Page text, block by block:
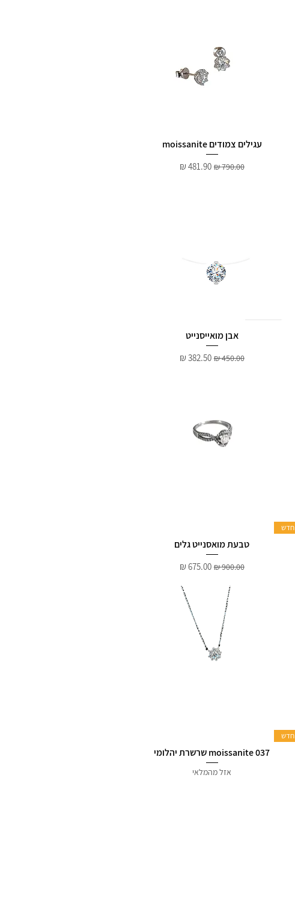
עגילים צמודים moissanite
מחיר רגיל‏790.00 ‏₪ מחיר מבצע‏481.90 ‏₪
אבן מואייסנייט
מחיר רגיל‏450.00 ‏₪ מחיר מבצע‏382.50 ‏₪
חדש
טבעת מואסנייט גלים
מחיר רגיל‏900.00 ‏₪ מחיר מבצע‏675.00 ‏₪
חדש
037 moissanite שרשרת יהלומי
אזל מהמלאי